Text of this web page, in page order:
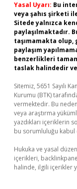
Yasal Uyarı: Bu
veya şahıs şirketi
Sitede yalnızca
paylaşılmaktadır.
taşımamakta olup,
paylaşım
benzerlikleri
taslak halindedir
Sitemiz, 5651 Sayılı
Kurumu (BTK)
vermektedir. Bu
veya araştırma
yazdıkları içeriklerin
bu sorumluluğu kabul
Hukuka ve yasal
içerikleri,
halinde, ilgili içerikler